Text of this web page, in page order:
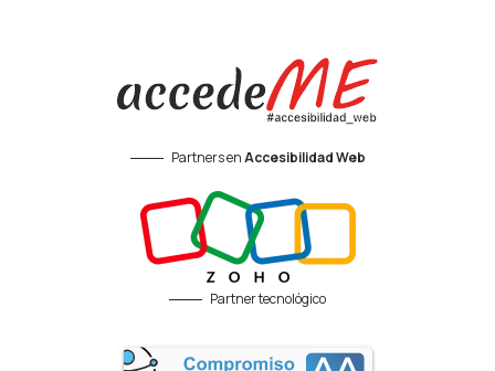
Partners enAccesibilidad Web
Partner tecnológico